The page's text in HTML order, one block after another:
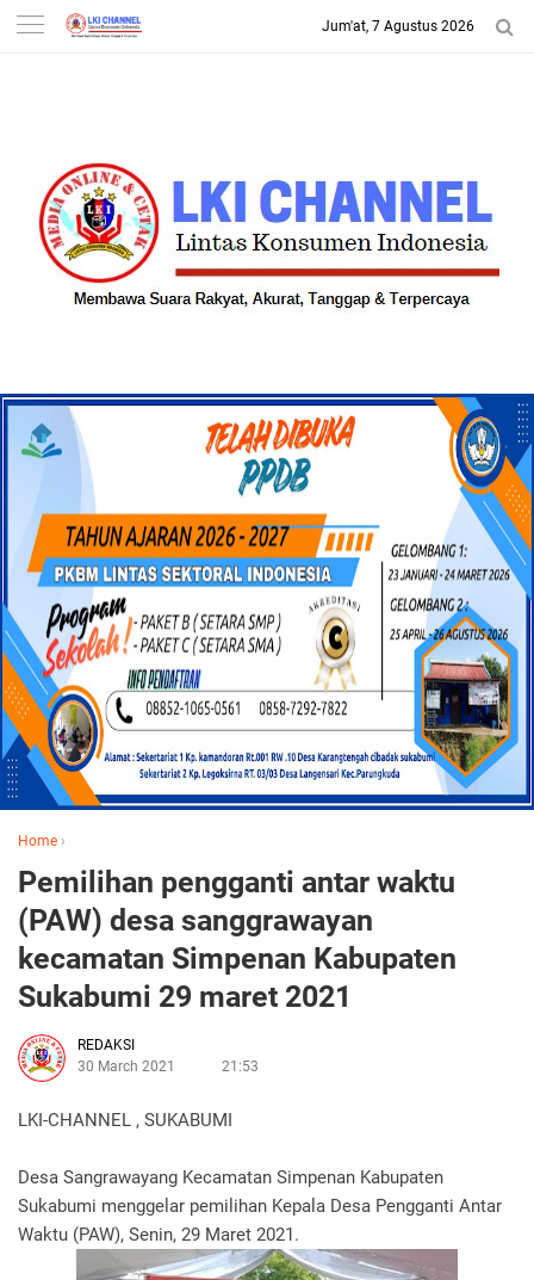
-->
Jum'at, 7 Agustus 2026
Home ›
Pemilihan pengganti antar waktu
(PAW) desa sanggrawayan
kecamatan Simpenan Kabupaten
Sukabumi 29 maret 2021
REDAKSI
30 March 2021
21:53
LKI-CHANNEL , SUKABUMI
Desa Sangrawayang Kecamatan Simpenan Kabupaten
Sukabumi menggelar pemilihan Kepala Desa Pengganti Antar
Waktu (PAW), Senin, 29 Maret 2021.